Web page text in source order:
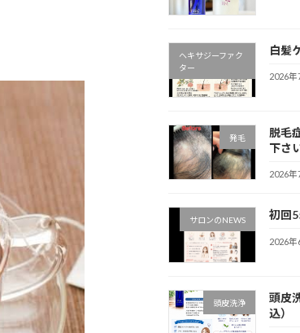
ヘキサジーファク
ター
白髪
2026年
発毛
脱毛
下さ
2026年
サロンのNEWS 初回
2026年
頭皮洗浄
頭皮
込）